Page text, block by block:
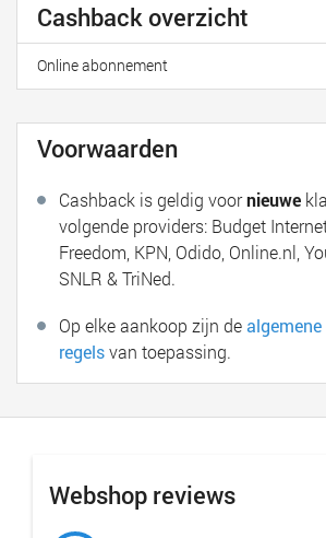
Cashback overzicht
Online abonnement
Voorwaarden
Cashback is geldig voornieuwe
volgende providers: Budget
Freedom, KPN, Odido, Online.nl,
SNLR & TriNed.
Op elke aankoop zijn de
regelsvan toepassing.
Webshop reviews